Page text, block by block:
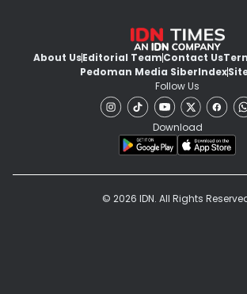
About UsEditorial TeamContact Us
Pedoman Media SiberIndex
Follow Us
Download
© 2026 IDN. All Rights